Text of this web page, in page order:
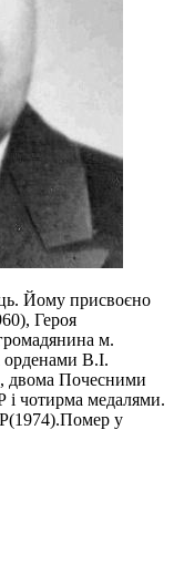
Йому присвоєно
Героя
м.
В.І.
двома Почесними
і чотирма медалями.
у